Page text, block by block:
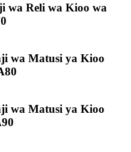
wa Reli wa Kioo wa
wa Matusi ya Kioo
wa Matusi ya Kioo